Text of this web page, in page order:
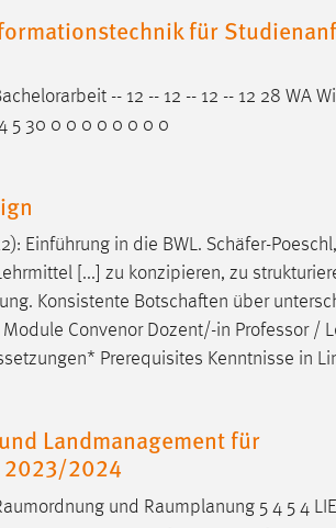
für
-- 12 -- 12 -- 12 -- 12 28 WA
5 30 0 0 0 0 0 0 0 0
Einführung in die BWL. Schäfer-
[...] zu konzipieren, zu
Konsistente Botschaften über
Convenor Dozent/-in Professor /
Prerequisites Kenntnisse in
Landmanagement für
2023/2024
und Raumplanung 5 4 5 4